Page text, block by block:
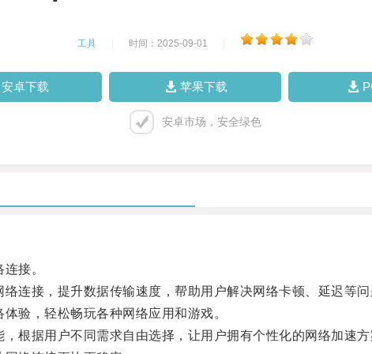
工具 时间：2025-09-01
安卓下载 苹果下载
安卓市场，安全绿色
接。
接，提升数据传输速度，帮助用户解决网络卡顿、延迟等
，轻松畅玩各种网络应用和游戏。
据用户不同需求自由选择，让用户拥有个性化的网络加速